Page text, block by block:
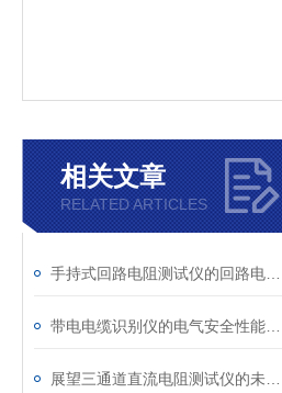
相关文章
RELATED ARTICLES